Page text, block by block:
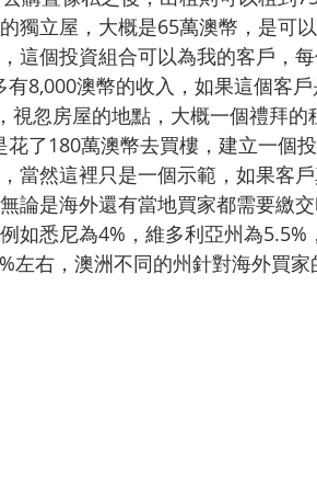
獨立屋，大概是65萬澳幣，是可
這個投資組合可以為我的客戶，
8,000澳幣的收入，如果這個客
忽房屋的地點，大概一個禮拜的
了180萬澳幣去買樓，建立一個
當然這裡只是一個示範，如果客
論是海外還有當地買家都需要繳
如悉尼為4%，維多利亞州為5.5%
左右，澳洲不同的州針對海外買